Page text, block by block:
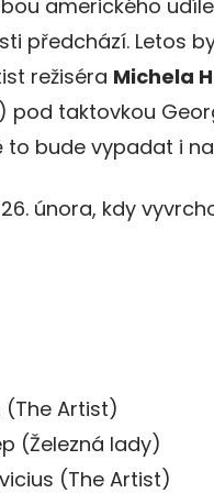
amerického
předchází. Letos
režiséra Michela
pod taktovkou
bude vypadat i
února, kdy
(The Artist)
(Železná lady)
(The Artist)